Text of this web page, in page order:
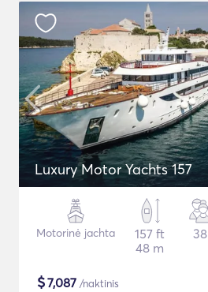
Luxury Motor Yachts 157
Motorinė jachta
157 ft
48 m
38
$7,087 /naktinis